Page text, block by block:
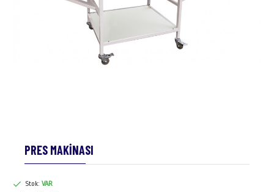
PRES MAKİNASI
Stok: VAR